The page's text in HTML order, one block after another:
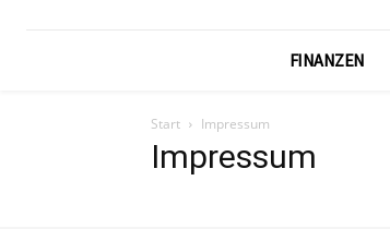
FINANZEN
Start Impressum
Impressum